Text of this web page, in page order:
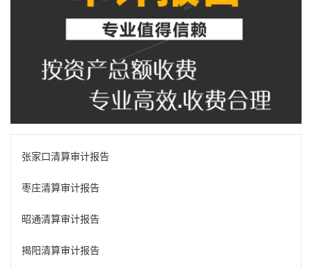
张家口清算审计报告
枣庄清算审计报告
昭通清算审计报告
揭阳清算审计报告